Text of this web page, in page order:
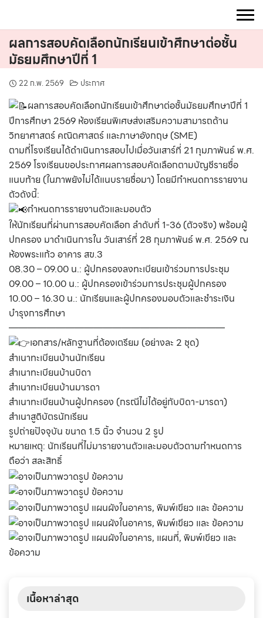
content
ผลการสอบคัดเลือกนักเรียนเข้าศึกษาต่อชั้น
มัธยมศึกษาปีที่ 1
22 ก.พ. 2569 ประกาศ
ผลการสอบคัดเลือกนักเรียนเข้าศึกษาต่อชั้นมัธยมศึกษาปีที่ 1
ปีการศึกษา 2569 ห้องเรียนพิเศษส่งเสริมความสามารถด้าน
วิทยาศาสตร์ คณิตศาสตร์ และภาษาอังกฤษ (SME)
ตามที่โรงเรียนได้ดำเนินการสอบไปเมื่อวันเสาร์ที่ 21 กุมภาพันธ์ พ.ศ.
2569 โรงเรียนขอประกาศผลการสอบคัดเลือกตามบัญชีรายชื่อ
แนบท้าย (ในภาพยังไม่ได้แนบรายชื่อมา) โดยมีกำหนดการรายงาน
ตัวดังนี้:
กำหนดการรายงานตัวและมอบตัว
ให้นักเรียนที่ผ่านการสอบคัดเลือก ลำดับที่ 1-36 (ตัวจริง) พร้อมผู้
ปกครอง มาดำเนินการใน วันเสาร์ที่ 28 กุมภาพันธ์ พ.ศ. 2569 ณ
ห้องพระแก้ว อาคาร สข.3
08.30 – 09.00 น.: ผู้ปกครองลงทะเบียนเข้าร่วมการประชุม
09.00 – 10.00 น.: ผู้ปกครองเข้าร่วมการประชุมผู้ปกครอง
10.00 – 16.30 น.: นักเรียนและผู้ปกครองมอบตัวและชำระเงิน
บำรุงการศึกษา
———————————————————————
เอกสาร/หลักฐานที่ต้องเตรียม (อย่างละ 2 ชุด)
สำเนาทะเบียนบ้านนักเรียน
สำเนาทะเบียนบ้านบิดา
สำเนาทะเบียนบ้านมารดา
สำเนาทะเบียนบ้านผู้ปกครอง (กรณีไม่ได้อยู่กับบิดา-มารดา)
สำเนาสูติบัตรนักเรียน
รูปถ่ายปัจจุบัน ขนาด 1.5 นิ้ว จำนวน 2 รูป
หมายเหตุ: นักเรียนที่ไม่มารายงานตัวและมอบตัวตามกำหนดการ
ถือว่า สละสิทธิ์
เนื้อหาล่าสุด